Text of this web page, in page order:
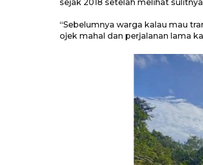
sejak 2018 setelah melihat
“Sebelumnya warga kalau mau
ojek mahal dan perjalanan lama